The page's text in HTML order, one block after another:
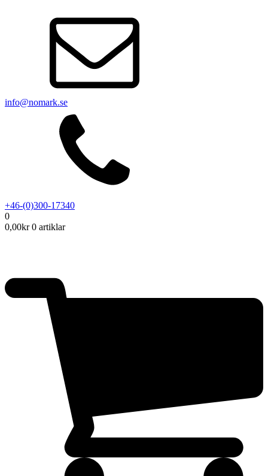
info@nomark.se
+46-(0)300-17340
0
0,00kr 0 artiklar